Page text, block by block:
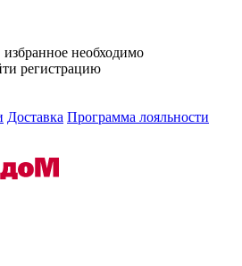
избранное необходимо
регистрацию
Доставка Программа лояльности